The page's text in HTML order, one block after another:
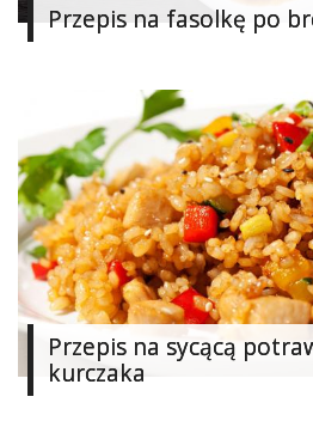
Przepis na fasolkę po
Przepis na sycącą
kurczaka